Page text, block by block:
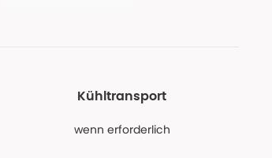
Kühltransport
wenn erforderlich